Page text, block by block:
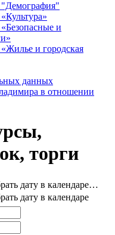
"Демография"
и
и городская
данных
в отношении
торги
…